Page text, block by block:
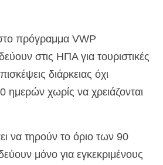
πρόγραμμα VWP
στις ΗΠΑ για τουριστικές
διάρκειας όχι
ημερών χωρίς να χρειάζονται
να τηρούν το όριο των 90
μόνο για εγκεκριμένους